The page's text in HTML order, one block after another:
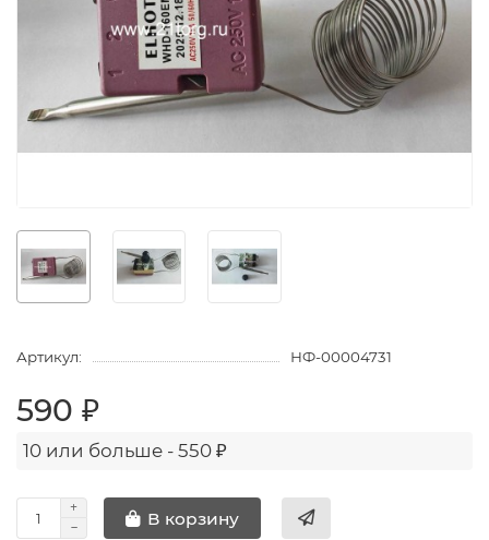
Артикул: НФ-00004731
590 ₽
10 или больше - 550 ₽
В корзину